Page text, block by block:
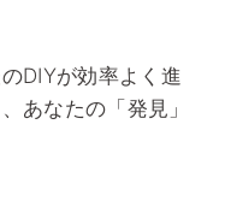
DIYが効率よく進
あなたの「発見」